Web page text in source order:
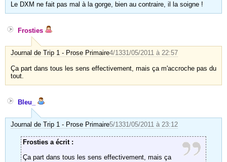
Le DXM ne fait pas mal à la gorge, bien au contraire, il la soigne !
Frosties
Journal de Trip 1 - Prose Primaire4/1331/05/2011 à 22:57
Ça part dans tous les sens effectivement, mais ça m'accroche pas du
tout.
Bleu_
Journal de Trip 1 - Prose Primaire5/1331/05/2011 à 23:12
Frosties a écrit :
Ça part dans tous les sens effectivement, mais ça